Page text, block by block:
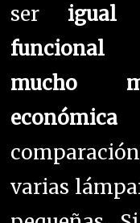
ser igual
mucho
económica
varias